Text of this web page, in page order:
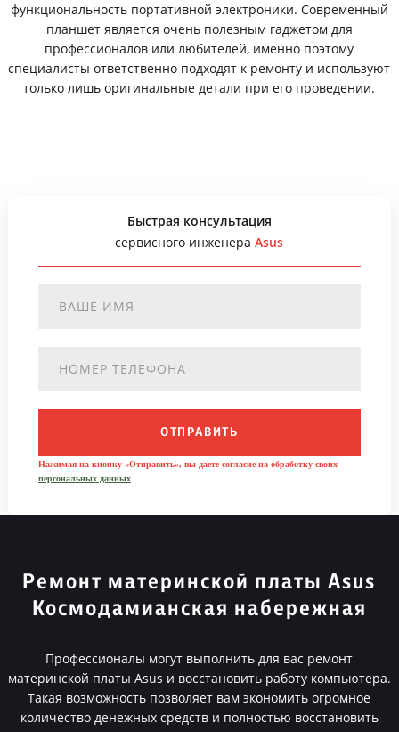
функциональность портативной электроники. Современный
планшет является очень полезным гаджетом для
профессионалов или любителей, именно поэтому
специалисты ответственно подходят к ремонту и используют
только лишь оригинальные детали при его проведении.
Быстрая консультация
сервисного инженераAsus
ОТПРАВИТЬ
Нажимая на кнопку «Отправить», вы даете согласие на обработку своих
персональных данных
Ремонт материнской платы Asus
Космодамианская набережная
Профессионалы могут выполнить для вас ремонт
материнской платы Asus и восстановить работу компьютера.
Такая возможность позволяет вам экономить огромное
количество денежных средств и полностью восстановить